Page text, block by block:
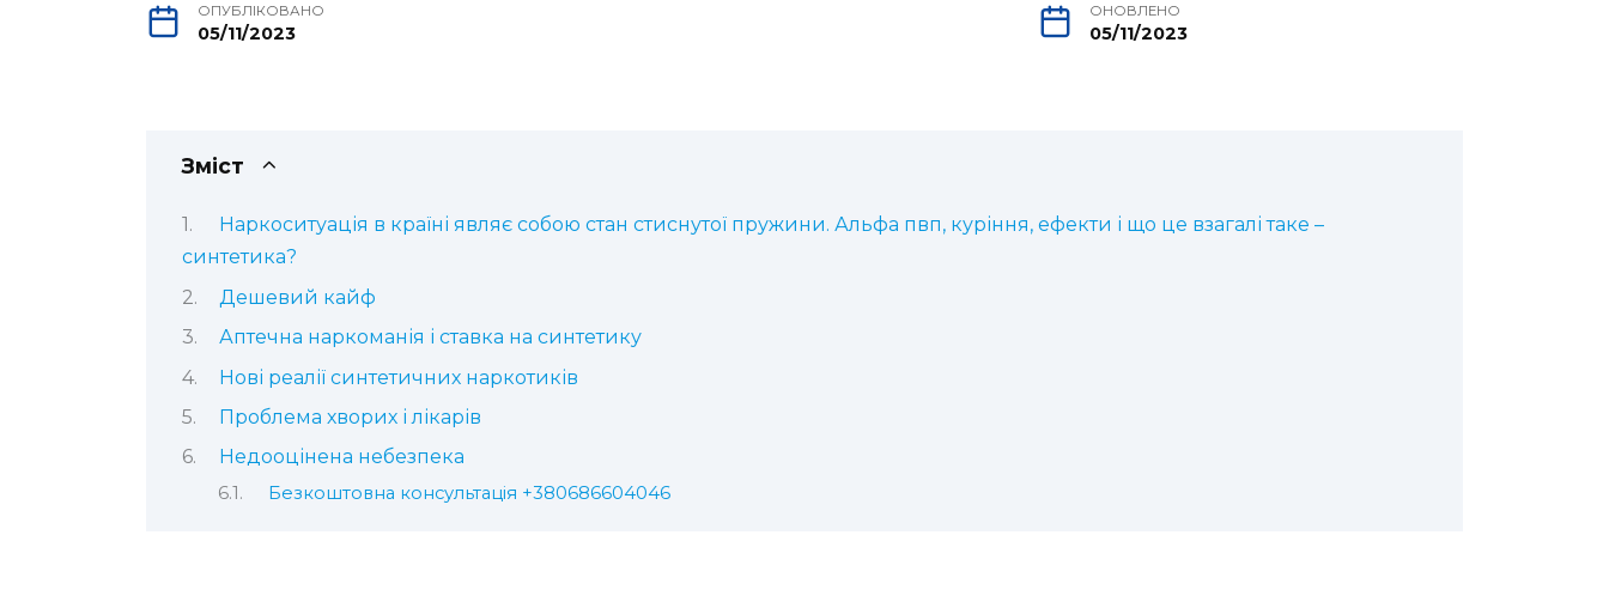
ОПУБЛІКОВАНО
05/11/2023
ОНОВЛЕНО
05/11/2023
Зміст
Наркоситуація в країні являє собою стан стиснутої пружини. Альфа пвп, куріння, ефекти і що це взагалі таке –
синтетика?
Дешевий кайф
Аптечна наркоманія і ставка на синтетику
Нові реалії синтетичних наркотиків
Проблема хворих і лікарів
Недооцінена небезпека
Безкоштовна консультація +380686604046